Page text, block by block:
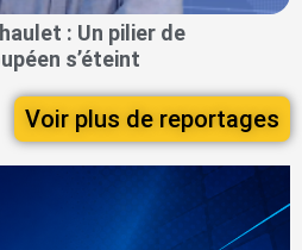
: Un pilier de
s’éteint
Voir plus de reportages